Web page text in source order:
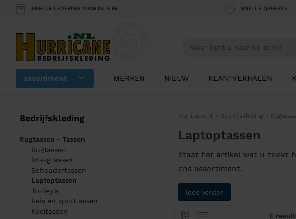
SNELLE LEVERING VOOR NL & BE SNELLE OFFERTE
assortiment MERKEN NIEUW KLANTVERHALEN
Bedrijfskleding
Rugtassen - Tassen
Rugtassen
Draagtassen
Schoudertassen
Laptoptassen
Trolley's
Reis en sporttassen
Koeltassen
Hurricane.nl > Bedrijfskleding >
Laptoptassen
Staat het artikel wat u zoekt
ons assortiment.
lees verder
0